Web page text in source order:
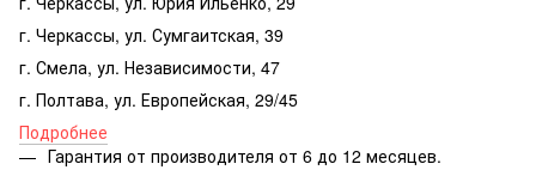
г. Черкассы, ул. Сумгаитская, 39
г. Смела, ул. Независимости, 47
г. Полтава, ул. Европейская, 29/45
Подробнее
Гарантия от производителя от 6 до 12 месяцев.